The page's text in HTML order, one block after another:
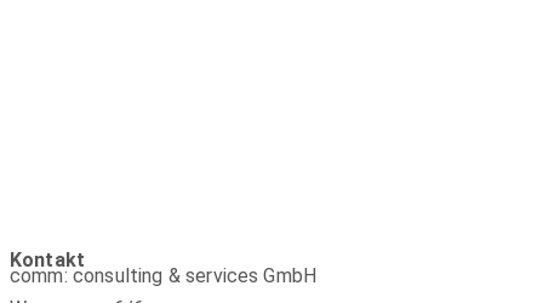
Kontakt
comm: consulting & services GmbH